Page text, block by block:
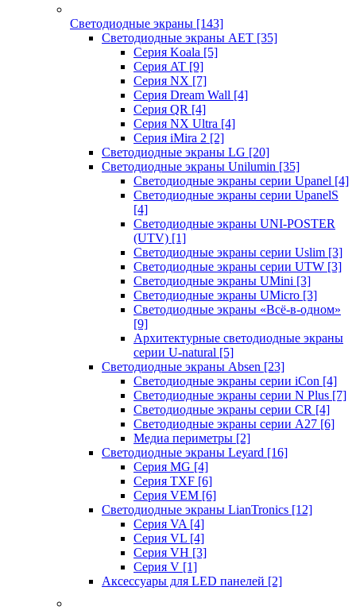
Светодиодные экраны [143]
Светодиодные экраны AET [35]
Cерия Koala [5]
Серия AT [9]
Серия NX [7]
Серия Dream Wall [4]
Серия QR [4]
Серия NX Ultra [4]
Серия iMira 2 [2]
Светодиодные экраны LG [20]
Светодиодные экраны Unilumin [35]
Светодиодные экраны серии Upanel [4]
Светодиодные экраны серии UpanelS
[4]
Светодиодные экраны UNI-POSTER
(UTV) [1]
Светодиодные экраны серии Uslim [3]
Светодиодные экраны серии UTW [3]
Светодиодные экраны UMini [3]
Светодиодные экраны UMicro [3]
Светодиодные экраны «Всё-в-одном»
[9]
Архитектурные светодиодные экраны
серии U-natural [5]
Светодиодные экраны Absen [23]
Светодиодные экраны серии iCon [4]
Светодиодные экраны серии N Plus [7]
Светодиодные экраны серии CR [4]
Светодиодные экраны серии А27 [6]
Медиа периметры [2]
Светодиодные экраны Leyard [16]
Серия MG [4]
Серия TXF [6]
Серия VEM [6]
Светодиодные экраны LianTronics [12]
Серия VA [4]
Серия VL [4]
Серия VH [3]
Серия V [1]
Аксессуары для LED панелей [2]